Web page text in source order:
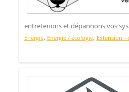
entretenons et dépannons vos
Energie, Energie / écologie, Extension -